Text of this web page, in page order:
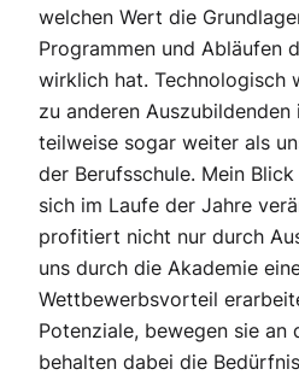
welchen Wert die
Programmen und Abläufen
wirklich hat. Technologisch
zu anderen
teilweise sogar weiter als
der Berufsschule. Mein
sich im Laufe der Jahre
profitiert nicht nur durch
uns durch die Akademie
Wettbewerbsvorteil
Potenziale, bewegen sie an
behalten dabei die